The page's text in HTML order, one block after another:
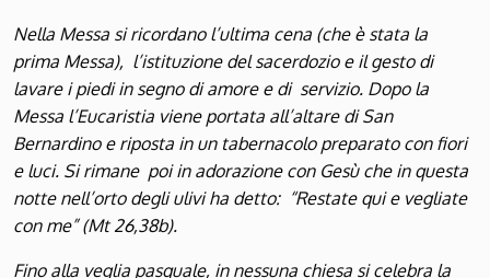
Nella Messa si ricordano l’ultima cena (che è stata la
prima Messa), l’istituzione del sacerdozio e il gesto di
lavare i piedi in segno di amore e di servizio. Dopo la
Messa l’Eucaristia viene portata all’altare di San
Bernardino e riposta in un tabernacolo preparato con fiori
e luci. Si rimane poi in adorazione con Gesù che in questa
notte nell’orto degli ulivi ha detto: “Restate qui e vegliate
con me” (Mt 26,38b).
Fino alla veglia pasquale, in nessuna chiesa si celebra la